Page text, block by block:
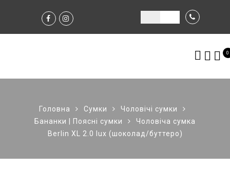
0
Головна Сумки
Чоловічі сумки
Бананки | Поясні сумки
Чоловіча сумка
Berlin XL 2.0 lux (шоколад/буттеро)